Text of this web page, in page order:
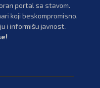
portal sa stavom.
koji beskompromisno,
i informišu javnost.